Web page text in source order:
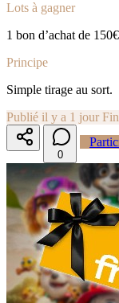
Lots à gagner
1 bon d’achat de
Principe
Simple tirage au sort.
Publié il y a 1 jour
0